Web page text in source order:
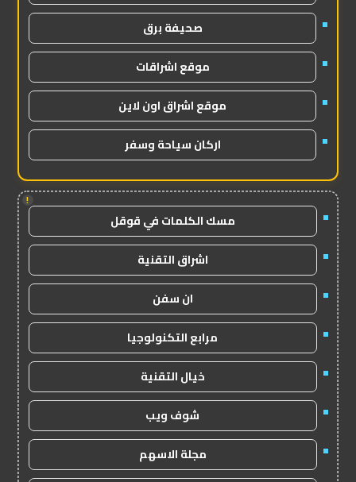
صحيفة برق
موقع اشراقات
موقع اشراق اون لاين
اركان سياحة وسفر
!
مسك الكلمات في قوقل
اشراق التقنية
ان سفن
مرابع التكنولوجيا
خيال التقنية
شوف ويب
مجلة الاسهم